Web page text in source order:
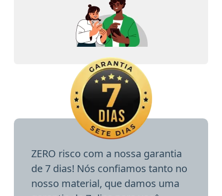
ZERO risco com a nossa garantia
de 7 dias! Nós confiamos tanto no
nosso material, que damos uma